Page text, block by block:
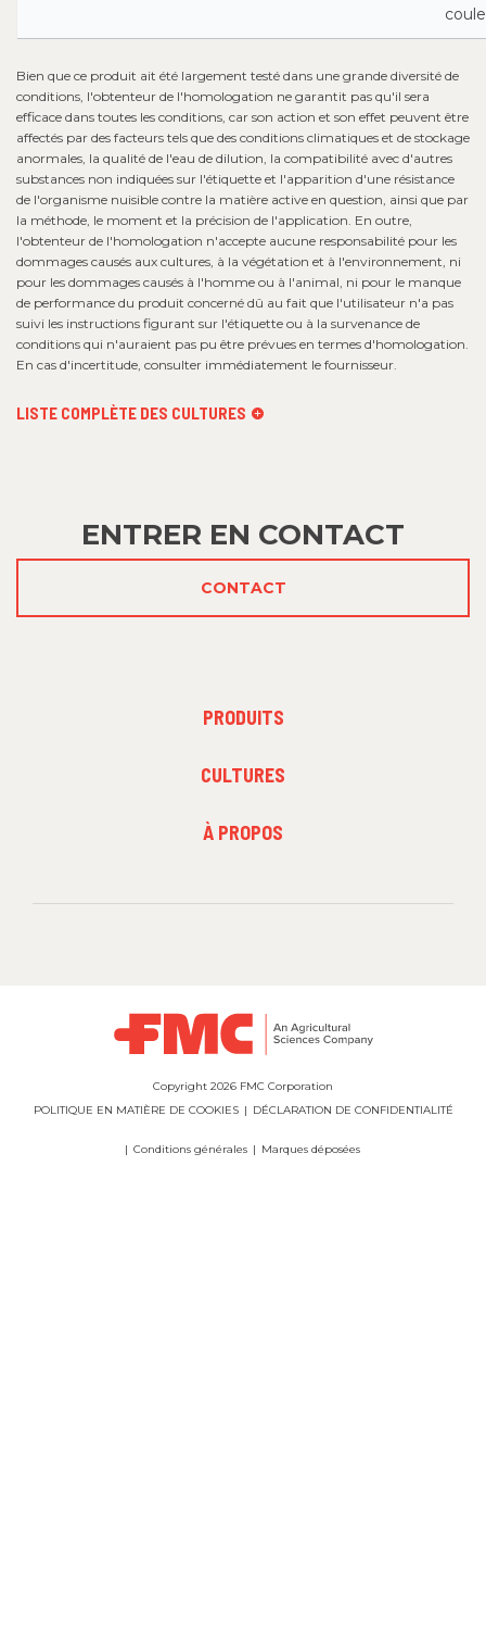
Bien que ce produit ait été largement testé dans une grande diversité de
conditions, l'obtenteur de l'homologation ne garantit pas qu'il sera
efficace dans toutes les conditions, car son action et son effet peuvent être
affectés par des facteurs tels que des conditions climatiques et de stockage
anormales, la qualité de l'eau de dilution, la compatibilité avec d'autres
substances non indiquées sur l'étiquette et l'apparition d'une résistance
de l'organisme nuisible contre la matière active en question, ainsi que par
la méthode, le moment et la précision de l'application. En outre,
l'obtenteur de l'homologation n'accepte aucune responsabilité pour les
dommages causés aux cultures, à la végétation et à l'environnement, ni
pour les dommages causés à l'homme ou à l'animal, ni pour le manque
de performance du produit concerné dû au fait que l'utilisateur n'a pas
suivi les instructions figurant sur l'étiquette ou à la survenance de
conditions qui n'auraient pas pu être prévues en termes d'homologation.
En cas d'incertitude, consulter immédiatement le fournisseur.
LISTE COMPLÈTE DES CULTURES
ENTRER EN CONTACT
CONTACT
PRODUITS
CULTURES
À PROPOS
Copyright 2026 FMC Corporation
POLITIQUE EN MATIÈRE DE COOKIES
DÉCLARATION DE CONFIDENTIALITÉ
Conditions générales Marques déposées